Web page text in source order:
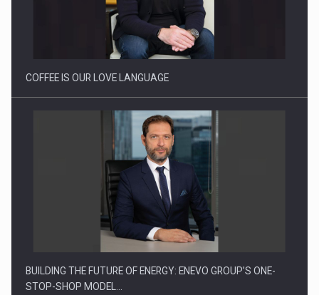
Proteinmaxxing and the Future of Protein Demand
COFFEE IS OUR LOVE LANGUAGE
BUILDING THE FUTURE OF ENERGY: ENEVO GROUP’S ONE-
STOP-SHOP MODEL…